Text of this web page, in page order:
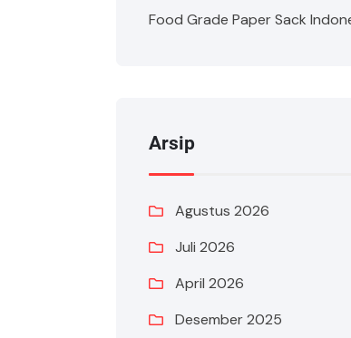
Food Grade Paper Sack
Arsip
Agustus 2026
Juli 2026
April 2026
Desember 2025